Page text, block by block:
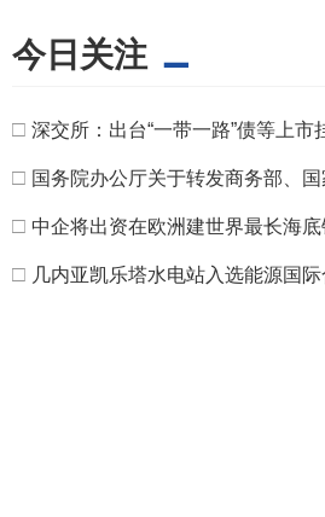
今日关注
□ 深交所：出台“一带一路”债等上市
□ 国务院办公厅关于转发商务部、
□ 中企将出资在欧洲建世界最长海
□ 几内亚凯乐塔水电站入选能源国